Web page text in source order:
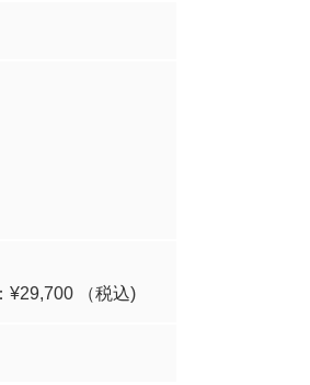
¥29,700 （税込)